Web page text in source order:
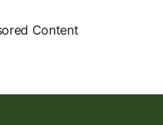
Content